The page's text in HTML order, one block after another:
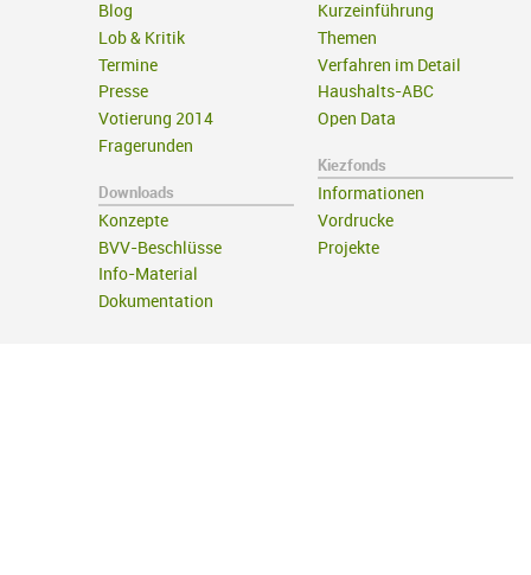
Blog
Lob & Kritik
Termine
Presse
Votierung 2014
Fragerunden
Downloads
Konzepte
BVV-Beschlüsse
Info-Material
Dokumentation
Kurzeinführung
Themen
Verfahren im Detail
Haushalts-ABC
Open Data
Kiezfonds
Informationen
Vordrucke
Projekte